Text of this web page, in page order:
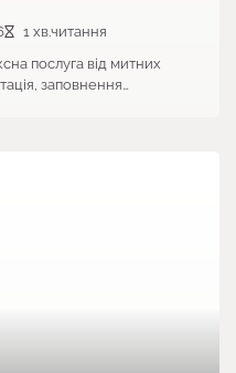
1 хв.читання
послуга від митних
заповнення…